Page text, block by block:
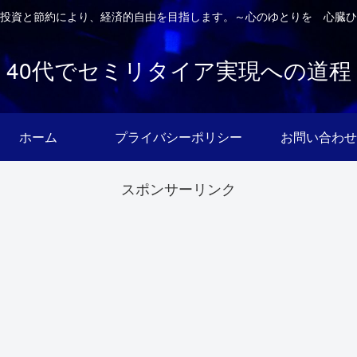
資と節約により、経済的自由を目指します。～心のゆとりを 心臓
40代でセミリタイア実現への道程
ホーム プライバシーポリシー お問い合わせ
スポンサーリンク